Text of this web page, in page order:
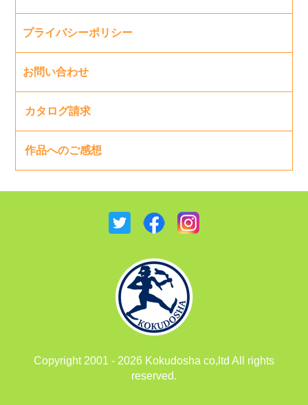
プライバシーポリシー
お問い合わせ
カタログ請求
作品へのご感想
Copyright 2001 - 2026 Kokudosha co,ltd All rights
reserved.